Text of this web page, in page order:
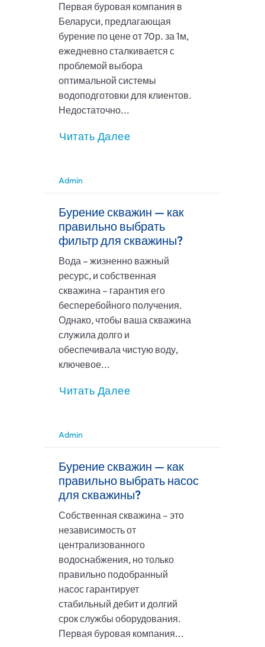
Первая буровая компания в
Беларуси, предлагающая
бурение по цене от 70р. за 1м,
ежедневно сталкивается с
проблемой выбора
оптимальной системы
водоподготовки для клиентов.
Недостаточно...
Читать Далее
Admin
Бурение скважин — как
правильно выбрать
фильтр для скважины?
Вода – жизненно важный
ресурс, и собственная
скважина – гарантия его
бесперебойного получения.
Однако, чтобы ваша скважина
служила долго и
обеспечивала чистую воду,
ключевое...
Читать Далее
Admin
Бурение скважин — как
правильно выбрать насос
для скважины?
Собственная скважина – это
независимость от
централизованного
водоснабжения, но только
правильно подобранный
насос гарантирует
стабильный дебит и долгий
срок службы оборудования.
Первая буровая компания...